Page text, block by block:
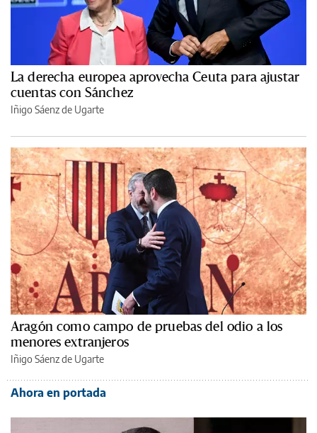
La derecha europea aprovecha Ceuta para ajustar
cuentas con Sánchez
Iñigo Sáenz de Ugarte
Aragón como campo de pruebas del odio a los
menores extranjeros
Iñigo Sáenz de Ugarte
Ahora en portada